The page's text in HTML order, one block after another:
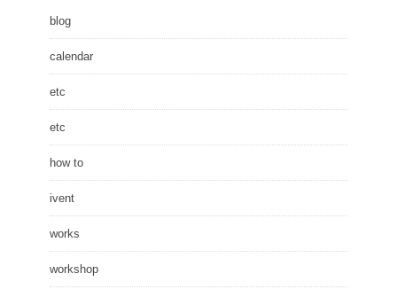
blog
calendar
etc
etc
how to
ivent
works
workshop